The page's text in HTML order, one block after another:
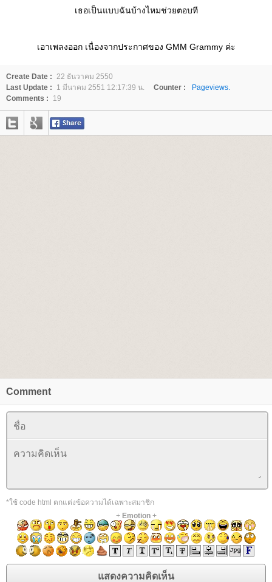
เธอเป็นแบบฉันบ้างไหมช่วยตอบที
เอาเพลงออก เนื่องจากประกาศของ GMM Grammy ค่ะ
Create Date : 22 ธันวาคม 2550
Last Update :
1 มีนาคม 2551 12:17:39 น. Counter :
Pageviews.
Comments :
19
Comment
*ใช้ code html ตกแต่งข้อความได้เฉพาะสมาชิก
+ Emotion+